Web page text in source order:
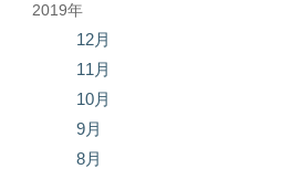
2019年
12月
11月
10月
9月
8月